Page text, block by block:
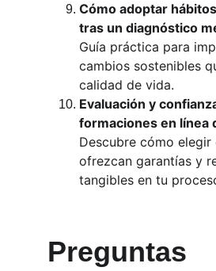
Cómo adoptar
tras un diagnóstico
Guía práctica para
cambios sostenibles
calidad de vida.
Evaluación y
formaciones en línea
Descubre cómo elegir
ofrezcan garantías y
tangibles en tu
Preguntas